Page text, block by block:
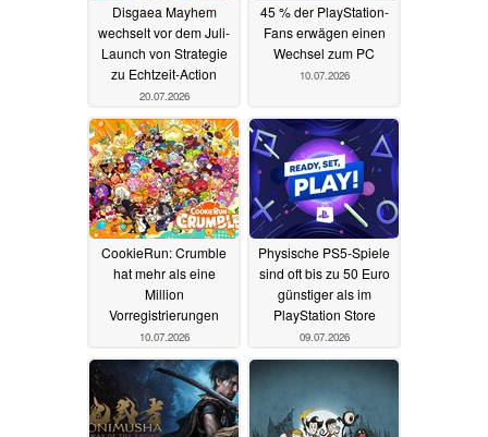
Disgaea Mayhem
wechselt vor dem Juli-
Launch von Strategie
zu Echtzeit-Action
20.07.2026
45 % der PlayStation-
Fans erwägen einen
Wechsel zum PC
10.07.2026
CookieRun: Crumble
hat mehr als eine
Million
Vorregistrierungen
10.07.2026
Physische PS5-Spiele
sind oft bis zu 50 Euro
günstiger als im
PlayStation Store
09.07.2026